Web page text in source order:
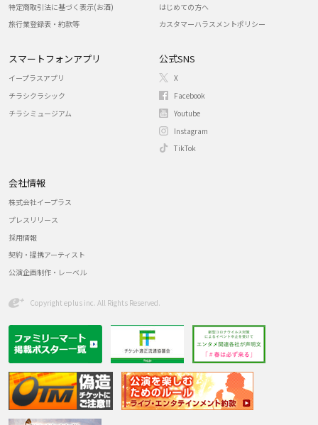
特定商取引法に基づく表示(お酒)
旅行業登録表・約款等
はじめての方へ
カスタマーハラスメントポリシー
スマートフォンアプリ
イープラスアプリ
チラシクラシック
チラシミュージアム
公式SNS
X
Facebook
Youtube
Instagram
TikTok
会社情報
株式会社イープラス
プレスリリース
採用情報
契約・提携アーティスト
公演企画制作・レーベル
Copyright eplus inc. All Rights Reserved.